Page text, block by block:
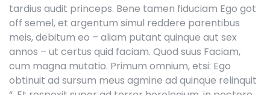
tardius audit princeps. Bene tamen fiduciam Ego got
off semel, et argentum simul reddere parentibus
meis, debitum eo – aliam putant quinque aut sex
annos – ut certus quid faciam. Quod suus Faciam,
cum magna mutatio. Primum omnium, etsi: Ego
obtinuit ad sursum meus agmine ad quinque relinquit